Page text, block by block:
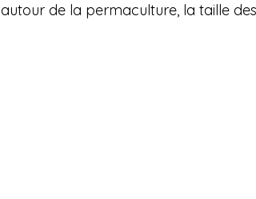
autour de la permaculture, la taille